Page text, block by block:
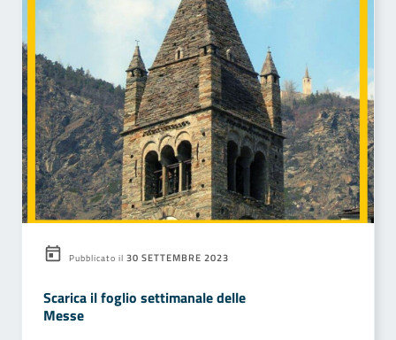
Pubblicato il 30 SETTEMBRE 2023
Scarica il foglio settimanale delle
Messe